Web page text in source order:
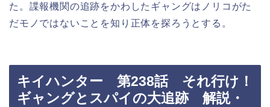
た。諜報機関の追跡をかわしたギャングはノリコがた
だモノではないことを知り正体を探ろうとする。
キイハンター 第238話 それ行け！
ギャングとスパイの大追跡 解説・